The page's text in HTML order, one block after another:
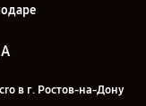
в г. Ростов-на-Дону